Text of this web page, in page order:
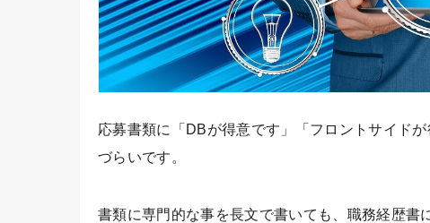
応募書類に「DBが得意です」「フロントサイド
づらいです。
書類に専門的な事を長文で書いても、職務経歴